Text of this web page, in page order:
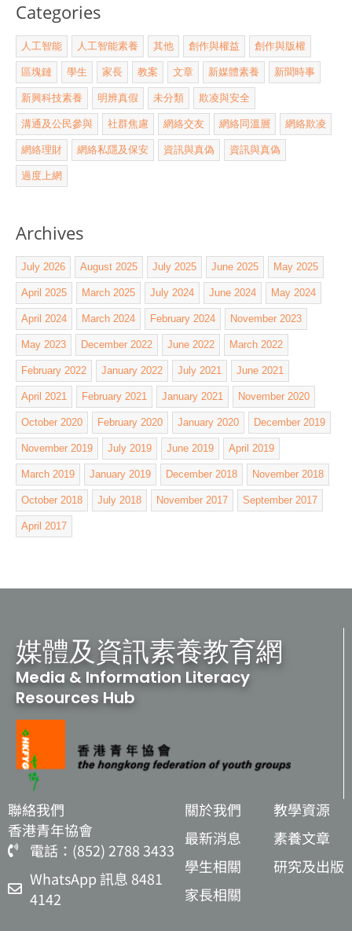
Categories
人工智能 人工智能素養 其他 創作與權益 創作與版權
區塊鏈 學生 家長 教案 文章 新媒體素養 新聞時事
新興科技素養 明辨真假 未分類 欺凌與安全
溝通及公民參與 社群焦慮 網絡交友 網絡同溫層 網絡欺凌
網絡理財 網絡私隱及保安 資訊與真偽 資訊與真偽
過度上網
Archives
July 2026 August 2025 July 2025 June 2025 May 2025
April 2025 March 2025 July 2024 June 2024 May 2024
April 2024 March 2024 February 2024 November 2023
May 2023 December 2022 June 2022 March 2022
February 2022 January 2022 July 2021 June 2021
April 2021 February 2021 January 2021 November 2020
October 2020 February 2020 January 2020 December 2019
November 2019 July 2019 June 2019 April 2019
March 2019 January 2019 December 2018 November 2018
October 2018 July 2018 November 2017 September 2017
April 2017
媒體及資訊素養教育網
Media & Information Literacy
Resources Hub
聯絡我們
香港青年協會
電話：(852) 2788 3433
WhatsApp 訊息 8481
4142
關於我們
最新消息
學生相關
家長相關
教學資源
素養文章
研究及出版